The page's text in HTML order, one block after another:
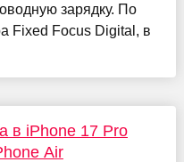
зарядку. По
Fixed Focus Digital, в
в iPhone 17 Pro
Air